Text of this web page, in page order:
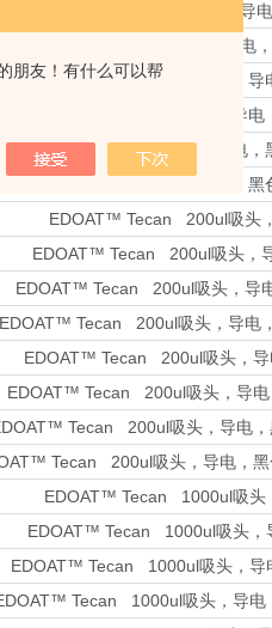
朋友！有什么可以帮
EDOAT™ Tecan 50µl吸头，导
EDOAT™ Tecan 50µl吸头，导电
EDOAT™ Tecan 50µl吸头，导
EDOAT™ Tecan 50µl吸头，导电
EDOAT™ Tecan 50µl吸头，导电，
Tecan 50µl吸头，导电，黑
EDOAT™ Tecan 200ul吸头
EDOAT™ Tecan 200ul吸头，
EDOAT™ Tecan 200ul吸头，导
EDOAT™ Tecan 200ul吸头，导电
EDOAT™ Tecan 200ul吸头，导
EDOAT™ Tecan 200ul吸头，导电
Tecan 200ul吸头，导电，
Tecan 200ul吸头，导电，
EDOAT™ Tecan 1000ul吸头
EDOAT™ Tecan 1000ul吸头，
EDOAT™ Tecan 1000ul吸头，导
Tecan 1000ul吸头，导电